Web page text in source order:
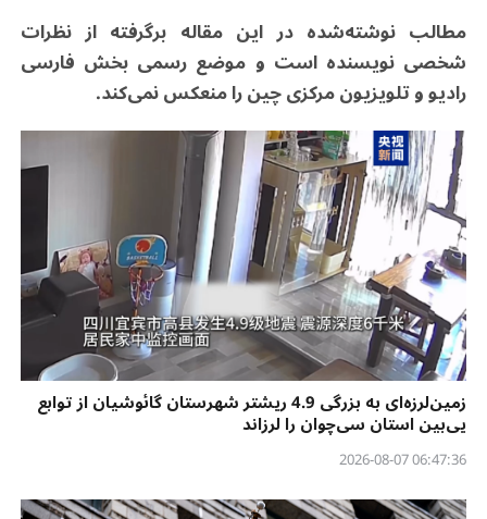
مطالب نوشته‌شده در این مقاله برگرفته از نظرات
شخصی نویسنده است و موضع رسمی بخش فارسی
رادیو و تلویزیون مرکزی چین را منعکس نمی‌کند.
زمین‌لرزه‌ای به بزرگی 4.9 ریشتر شهرستان گائوشیان از توابع
یی‌بین استان سی‌چوان را لرزاند
06:47:36 2026-08-07